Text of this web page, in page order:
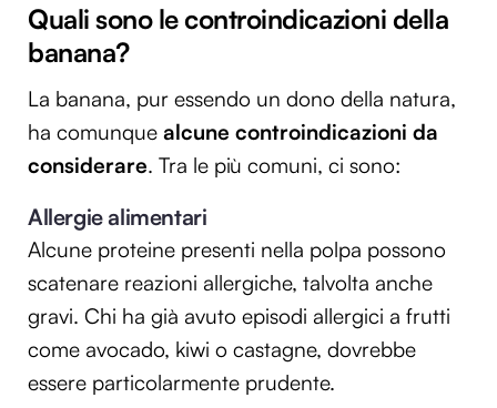
Quali sono le controindicazioni della
banana?
La banana, pur essendo un dono della natura,
ha comunque alcune controindicazioni da
considerare. Tra le più comuni, ci sono:
Allergie alimentari
Alcune proteine presenti nella polpa possono
scatenare reazioni allergiche, talvolta anche
gravi. Chi ha già avuto episodi allergici a frutti
come avocado, kiwi o castagne, dovrebbe
essere particolarmente prudente.